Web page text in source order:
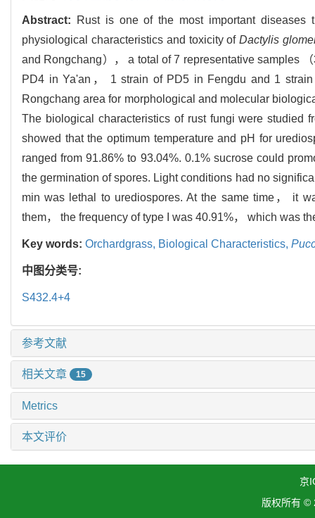
Abstract:
Rust is one of the most important diseases
physiological characteristics and toxicity ofDactylis
and Rongchang）， a total of 7 representative samples
PD4 in Ya'an， 1 strain of PD5 in Fengdu and 1
Rongchang area for morphological and molecular
The biological characteristics of rust fungi were
showed that the optimum temperature and pH for
ranged from 91.86% to 93.04%. 0.1% sucrose could
the germination of spores. Light conditions had no
min was lethal to urediospores. At the same time， it
them， the frequency of type I was 40.91%， which was
Key words: Orchardgrass, Biological Characteristics,
中图分类号:
S432.4+4
参考文献
相关文章 15
Metrics
本文评价
京
版权所有 ©